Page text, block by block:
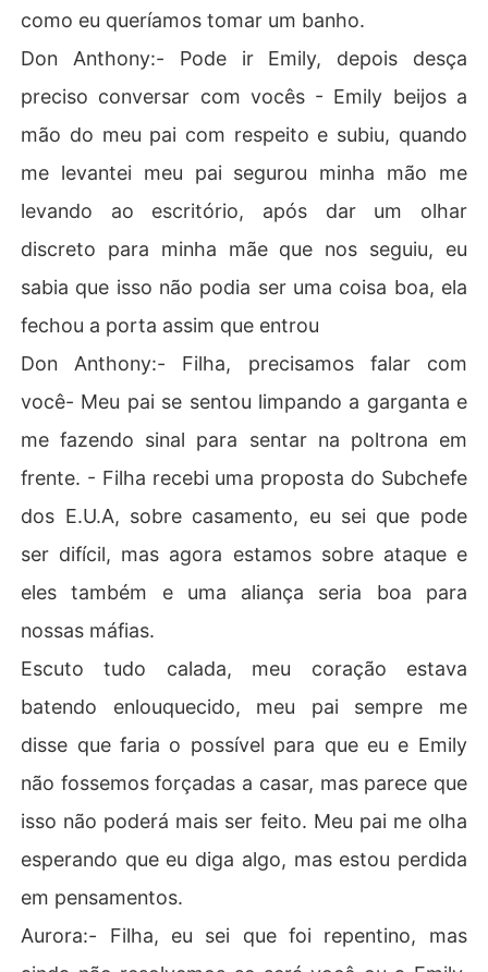
como eu queríamos tomar um banho.
Don Anthony:- Pode ir Emily, depois desça
preciso conversar com vocês - Emily beijos a
mão do meu pai com respeito e subiu, quando
me levantei meu pai segurou minha mão me
levando ao escritório, após dar um olhar
discreto para minha mãe que nos seguiu, eu
sabia que isso não podia ser uma coisa boa, ela
fechou a porta assim que entrou
Don Anthony:- Filha, precisamos falar com
você- Meu pai se sentou limpando a garganta e
me fazendo sinal para sentar na poltrona em
frente. - Filha recebi uma proposta do Subchefe
dos E.U.A, sobre casamento, eu sei que pode
ser difícil, mas agora estamos sobre ataque e
eles também e uma aliança seria boa para
nossas máfias.
Escuto tudo calada, meu coração estava
batendo enlouquecido, meu pai sempre me
disse que faria o possível para que eu e Emily
não fossemos forçadas a casar, mas parece que
isso não poderá mais ser feito. Meu pai me olha
esperando que eu diga algo, mas estou perdida
em pensamentos.
Aurora:- Filha, eu sei que foi repentino, mas